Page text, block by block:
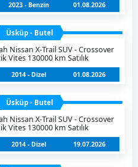
2023 - Benzin 01.08.2026
Üsküp - Butel
Nissan X-Trail SUV - Crossover
Vites 130000 km Satılık
2014 - Dizel 01.08.2026
Üsküp - Butel
Nissan X-Trail SUV - Crossover
Vites 130000 km Satılık
2014 - Dizel 19.07.2026